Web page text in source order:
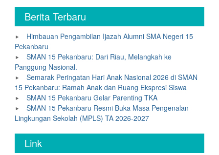
Berita Terbaru
Himbauan Pengambilan Ijazah Alumni SMA Negeri 15
Pekanbaru
SMAN 15 Pekanbaru: Dari Riau, Melangkah ke
Panggung Nasional.
Semarak Peringatan Hari Anak Nasional 2026 di SMAN
15 Pekanbaru: Ramah Anak dan Ruang Ekspresi Siswa
SMAN 15 Pekanbaru Gelar Parenting TKA
SMAN 15 Pekanbaru Resmi Buka Masa Pengenalan
Lingkungan Sekolah (MPLS) TA 2026-2027
Link